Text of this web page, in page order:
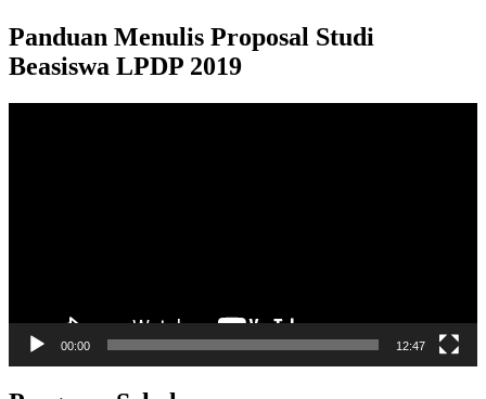
Panduan Menulis Proposal Studi
Beasiswa LPDP 2019
00:00 12:47